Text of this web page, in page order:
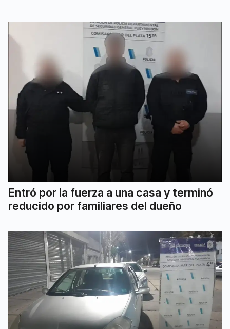
Entró por la fuerza a una casa y terminó
reducido por familiares del dueño